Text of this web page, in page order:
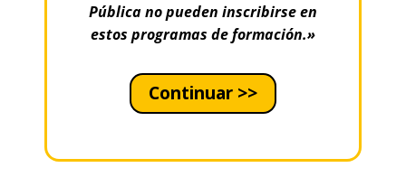
Pública no pueden inscribirse en
estos programas de formación.»
Continuar >>